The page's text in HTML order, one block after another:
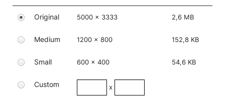
Original 5000 x 3333 2,6 MB
Medium 1200 x 800 152,8 KB
Small 600 x 400 54,6 KB
Custom x